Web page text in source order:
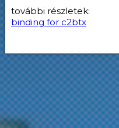
további részletek:
binding for c2btx